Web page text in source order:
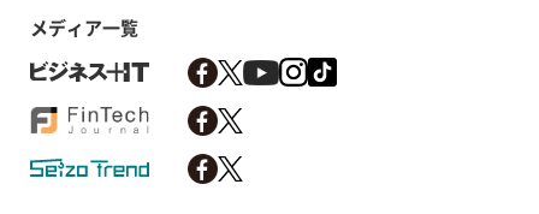
メディア一覧